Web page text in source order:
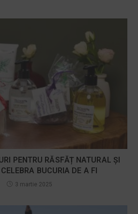
PENTRU RĂSFĂȚ NATURAL ȘI
BUCURIA DE A FI
3 martie 2025